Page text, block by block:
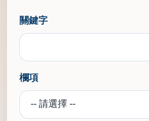
關鍵字
欄項